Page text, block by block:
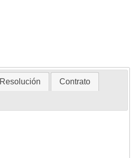
Resolución Contrato